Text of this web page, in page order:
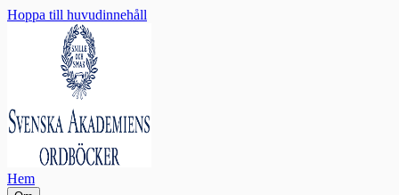
Hoppa till huvudinnehåll
Hem